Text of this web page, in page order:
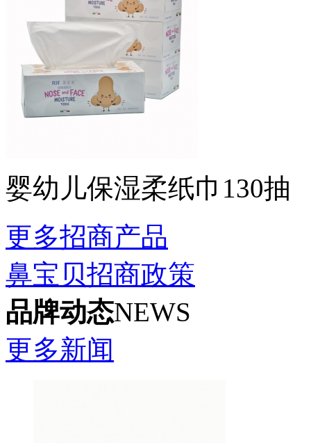
婴幼儿保湿柔纸巾130抽
更多招商产品
鼻宝贝招商政策
品牌动态NEWS
更多新闻